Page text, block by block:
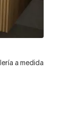
a medida